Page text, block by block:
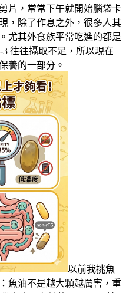
片，常常下午就開始腦袋卡
，除了作息之外，很多人其
尤其外食族平常吃進的都是
往往攝取不足，所以現在
養的一部分。
以前我挑魚
魚油不是越大顆越厲害，重